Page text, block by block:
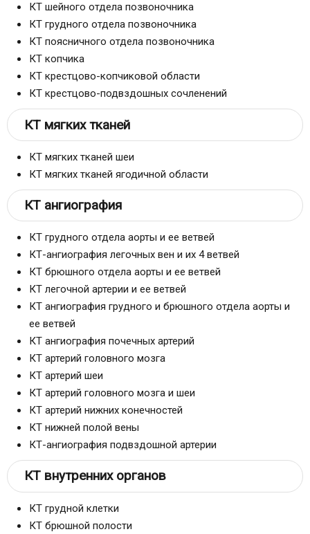
КТ шейного отдела позвоночника
КТ грудного отдела позвоночника
КТ поясничного отдела позвоночника
КТ копчика
КТ крестцово-копчиковой области
КТ крестцово-подвздошных сочленений
КТ мягких тканей
КТ мягких тканей шеи
КТ мягких тканей ягодичной области
КТ ангиография
КТ грудного отдела аорты и ее ветвей
КТ-ангиография легочных вен и их 4 ветвей
КТ брюшного отдела аорты и ее ветвей
КТ легочной артерии и ее ветвей
КТ ангиография грудного и брюшного отдела аорты и
ее ветвей
КТ ангиография почечных артерий
КТ артерий головного мозга
КТ артерий шеи
КТ артерий головного мозга и шеи
КТ артерий нижних конечностей
КТ нижней полой вены
КТ-ангиография подвздошной артерии
КТ внутренних органов
КТ грудной клетки
КТ брюшной полости